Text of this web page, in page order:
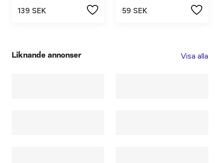
139 SEK
59 SEK
Liknande annonser Visa alla